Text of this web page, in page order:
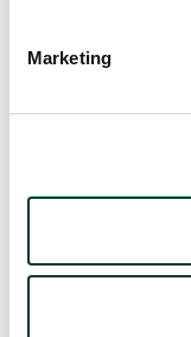
Marketing
Vejrudsigt
17°13°
Lør. 8.Aug